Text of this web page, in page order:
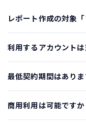
レポート作成の対象
利用するアカウント
最低契約期間はありま
商用利用は可能ですか